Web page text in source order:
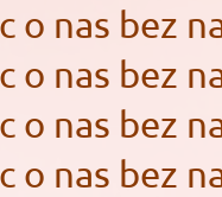
o nas bez
o nas bez
o nas bez
o nas bez